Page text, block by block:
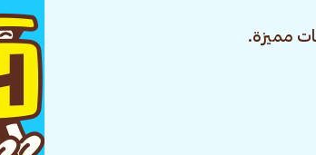
مميزة.